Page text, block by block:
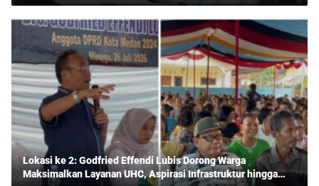
Lokasi ke 2: Godfried Effendi Lubis Dorong Warga
Maksimalkan Layanan UHC, Aspirasi Infrastruktur hingga